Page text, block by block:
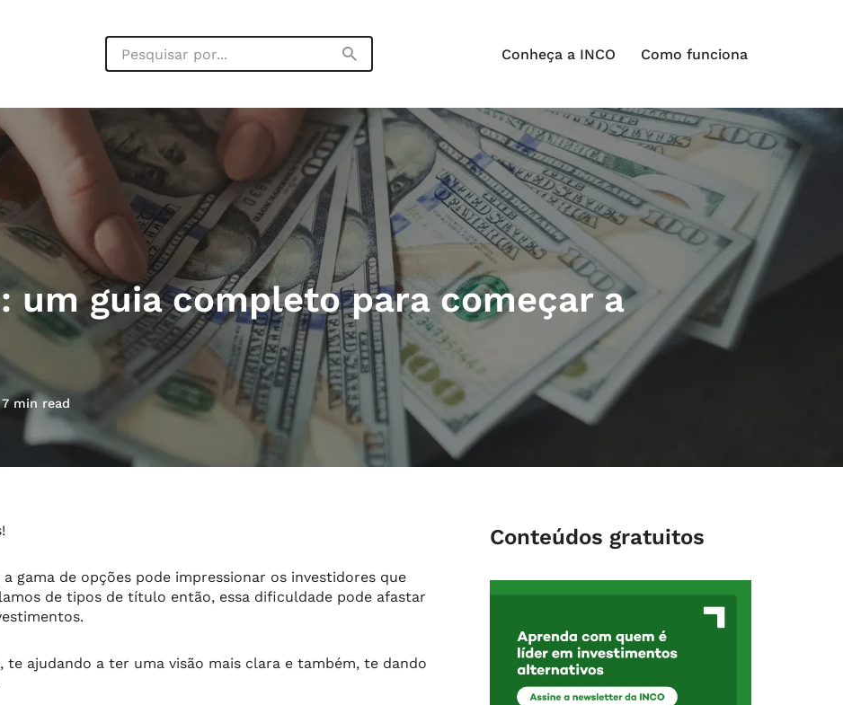
Conheça a INCO Como funciona
um guia completo para começar a
7 min read
gama de opções pode impressionar os investidores que
de tipos de título então, essa dificuldade pode afastar
te ajudando a ter uma visão mais clara e também, te dando
Conteúdos gratuitos